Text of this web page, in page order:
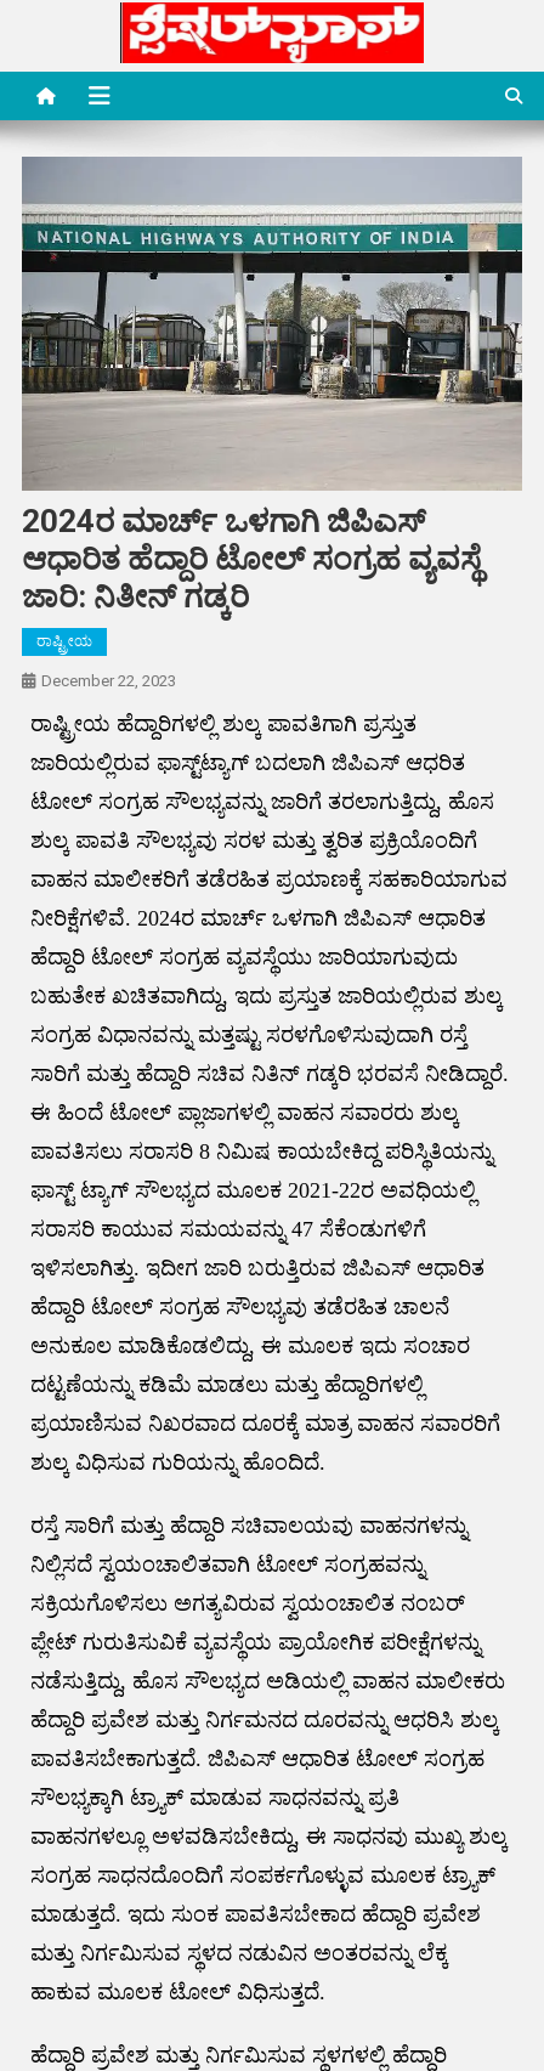
content
Special News Media
Special News Media
2024ರ ಮಾರ್ಚ್ ಒಳಗಾಗಿ ಜಿಪಿಎಸ್
ಆಧಾರಿತ ಹೆದ್ದಾರಿ ಟೋಲ್ ಸಂಗ್ರಹ ವ್ಯವಸ್ಥೆ
ಜಾರಿ: ನಿತೀನ್ ಗಡ್ಕರಿ
ರಾಷ್ಟ್ರೀಯ
December 22, 2023
ರಾಷ್ಟ್ರೀಯ ಹೆದ್ದಾರಿಗಳಲ್ಲಿ ಶುಲ್ಕ ಪಾವತಿಗಾಗಿ ಪ್ರಸ್ತುತ
ಜಾರಿಯಲ್ಲಿರುವ ಫಾಸ್ಟ್‌ಟ್ಯಾಗ್ ಬದಲಾಗಿ ಜಿಪಿಎಸ್ ಆಧರಿತ
ಟೋಲ್ ಸಂಗ್ರಹ ಸೌಲಭ್ಯವನ್ನು ಜಾರಿಗೆ ತರಲಾಗುತ್ತಿದ್ದು, ಹೊಸ
ಶುಲ್ಕ ಪಾವತಿ ಸೌಲಭ್ಯವು ಸರಳ ಮತ್ತು ತ್ವರಿತ ಪ್ರಕ್ರಿಯೊಂದಿಗೆ
ವಾಹನ ಮಾಲೀಕರಿಗೆ ತಡೆರಹಿತ ಪ್ರಯಾಣಕ್ಕೆ ಸಹಕಾರಿಯಾಗುವ
ನೀರಿಕ್ಷೆಗಳಿವೆ. 2024ರ ಮಾರ್ಚ್ ಒಳಗಾಗಿ ಜಿಪಿಎಸ್ ಆಧಾರಿತ
ಹೆದ್ದಾರಿ ಟೋಲ್ ಸಂಗ್ರಹ ವ್ಯವಸ್ಥೆಯು ಜಾರಿಯಾಗುವುದು
ಬಹುತೇಕ ಖಚಿತವಾಗಿದ್ದು, ಇದು ಪ್ರಸ್ತುತ ಜಾರಿಯಲ್ಲಿರುವ ಶುಲ್ಕ
ಸಂಗ್ರಹ ವಿಧಾನವನ್ನು ಮತ್ತಷ್ಟು ಸರಳಗೊಳಿಸುವುದಾಗಿ ರಸ್ತೆ
ಸಾರಿಗೆ ಮತ್ತು ಹೆದ್ದಾರಿ ಸಚಿವ ನಿತಿನ್ ಗಡ್ಕರಿ ಭರವಸೆ ನೀಡಿದ್ದಾರೆ.
ಈ ಹಿಂದೆ ಟೋಲ್ ಪ್ಲಾಜಾಗಳಲ್ಲಿ ವಾಹನ ಸವಾರರು ಶುಲ್ಕ
ಪಾವತಿಸಲು ಸರಾಸರಿ 8 ನಿಮಿಷ ಕಾಯಬೇಕಿದ್ದ ಪರಿಸ್ಥಿತಿಯನ್ನು
ಫಾಸ್ಟ್ ಟ್ಯಾಗ್ ಸೌಲಭ್ಯದ ಮೂಲಕ 2021-22ರ ಅವಧಿಯಲ್ಲಿ
ಸರಾಸರಿ ಕಾಯುವ ಸಮಯವನ್ನು 47 ಸೆಕೆಂಡುಗಳಿಗೆ
ಇಳಿಸಲಾಗಿತ್ತು. ಇದೀಗ ಜಾರಿ ಬರುತ್ತಿರುವ ಜಿಪಿಎಸ್ ಆಧಾರಿತ
ಹೆದ್ದಾರಿ ಟೋಲ್ ಸಂಗ್ರಹ ಸೌಲಭ್ಯವು ತಡೆರಹಿತ ಚಾಲನೆ
ಅನುಕೂಲ ಮಾಡಿಕೊಡಲಿದ್ದು, ಈ ಮೂಲಕ ಇದು ಸಂಚಾರ
ದಟ್ಟಣೆಯನ್ನು ಕಡಿಮೆ ಮಾಡಲು ಮತ್ತು ಹೆದ್ದಾರಿಗಳಲ್ಲಿ
ಪ್ರಯಾಣಿಸುವ ನಿಖರವಾದ ದೂರಕ್ಕೆ ಮಾತ್ರ ವಾಹನ ಸವಾರರಿಗೆ
ಶುಲ್ಕ ವಿಧಿಸುವ ಗುರಿಯನ್ನು ಹೊಂದಿದೆ.
ರಸ್ತೆ ಸಾರಿಗೆ ಮತ್ತು ಹೆದ್ದಾರಿ ಸಚಿವಾಲಯವು ವಾಹನಗಳನ್ನು
ನಿಲ್ಲಿಸದೆ ಸ್ವಯಂಚಾಲಿತವಾಗಿ ಟೋಲ್ ಸಂಗ್ರಹವನ್ನು
ಸಕ್ರಿಯಗೊಳಿಸಲು ಅಗತ್ಯವಿರುವ ಸ್ವಯಂಚಾಲಿತ ನಂಬರ್
ಪ್ಲೇಟ್ ಗುರುತಿಸುವಿಕೆ ವ್ಯವಸ್ಥೆಯ ಪ್ರಾಯೋಗಿಕ ಪರೀಕ್ಷೆಗಳನ್ನು
ನಡೆಸುತ್ತಿದ್ದು, ಹೊಸ ಸೌಲಭ್ಯದ ಅಡಿಯಲ್ಲಿ ವಾಹನ ಮಾಲೀಕರು
ಹೆದ್ದಾರಿ ಪ್ರವೇಶ ಮತ್ತು ನಿರ್ಗಮನದ ದೂರವನ್ನು ಆಧರಿಸಿ ಶುಲ್ಕ
ಪಾವತಿಸಬೇಕಾಗುತ್ತದೆ. ಜಿಪಿಎಸ್ ಆಧಾರಿತ ಟೋಲ್ ಸಂಗ್ರಹ
ಸೌಲಭ್ಯಕ್ಕಾಗಿ ಟ್ರ್ಯಾಕ್ ಮಾಡುವ ಸಾಧನವನ್ನು ಪ್ರತಿ
ವಾಹನಗಳಲ್ಲೂ ಅಳವಡಿಸಬೇಕಿದ್ದು, ಈ ಸಾಧನವು ಮುಖ್ಯ ಶುಲ್ಕ
ಸಂಗ್ರಹ ಸಾಧನದೊಂದಿಗೆ ಸಂಪರ್ಕಗೊಳ್ಳುವ ಮೂಲಕ ಟ್ರ್ಯಾಕ್
ಮಾಡುತ್ತದೆ. ಇದು ಸುಂಕ ಪಾವತಿಸಬೇಕಾದ ಹೆದ್ದಾರಿ ಪ್ರವೇಶ
ಮತ್ತು ನಿರ್ಗಮಿಸುವ ಸ್ಥಳದ ನಡುವಿನ ಅಂತರವನ್ನು ಲೆಕ್ಕ
ಹಾಕುವ ಮೂಲಕ ಟೋಲ್ ವಿಧಿಸುತ್ತದೆ.
ಹೆದ್ದಾರಿ ಪ್ರವೇಶ ಮತ್ತು ನಿರ್ಗಮಿಸುವ ಸ್ಥಳಗಳಲ್ಲಿ ಹೆದ್ದಾರಿ